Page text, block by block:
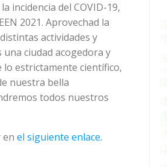
incidencia del COVID-19,
2021. Aprovechad la
actividades y
ciudad acogedora y
lo estrictamente científico,
nuestra bella
todos nuestros
en el siguiente enlace.